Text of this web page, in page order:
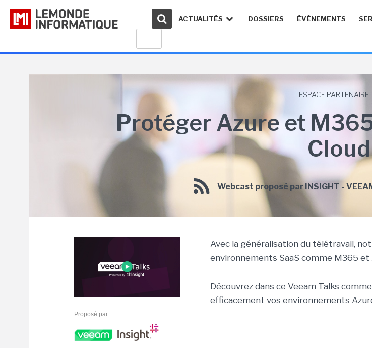
ACTUALITÉS DOSSIERS ÉVÉNEMENTS
ESPACE PARTENAIRE
Protéger Azure et
Cloud
Webcast proposé par INSIGHT -
Proposé par
Avec la généralisation du télétravail,
environnements SaaS comme M365
Découvrez dans ce Veeam Talks
efficacement vos environnements